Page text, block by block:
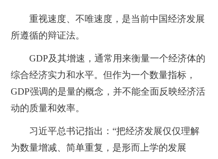
重视速度、不唯速度，是当前中国经济发展
所遵循的辩证法。
GDP及其增速，通常用来衡量一个经济体的
综合经济实力和水平。但作为一个数量指标，
GDP强调的是量的概念，并不能全面反映经济活
动的质量和效率。
习近平总书记指出：“把经济发展仅仅理解
为数量增减、简单重复，是形而上学的发展